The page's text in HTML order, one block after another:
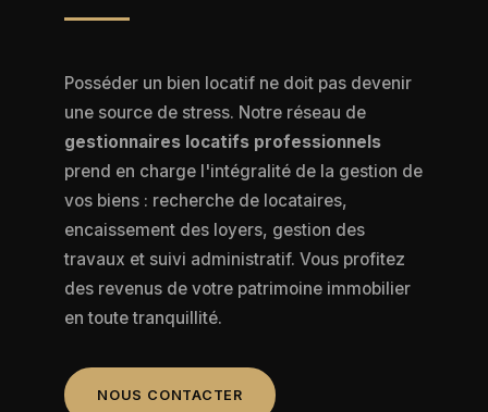
Posséder un bien locatif ne doit pas devenir
une source de stress. Notre réseau de
gestionnaires locatifs professionnels
prend en charge l'intégralité de la gestion de
vos biens : recherche de locataires,
encaissement des loyers, gestion des
travaux et suivi administratif. Vous profitez
des revenus de votre patrimoine immobilier
en toute tranquillité.
NOUS CONTACTER